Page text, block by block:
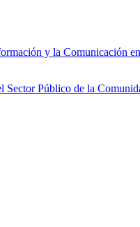
y la Comunicación
Público de la